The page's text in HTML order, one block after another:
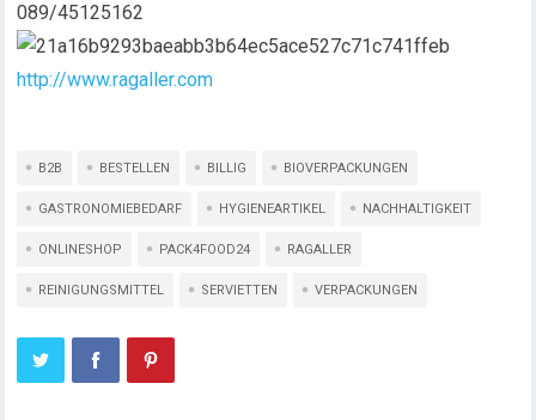
089/45125162
http://www.ragaller.com
B2B BESTELLEN BILLIG BIOVERPACKUNGEN
GASTRONOMIEBEDARF HYGIENEARTIKEL NACHHALTIGKEIT
ONLINESHOP PACK4FOOD24 RAGALLER
REINIGUNGSMITTEL SERVIETTEN VERPACKUNGEN